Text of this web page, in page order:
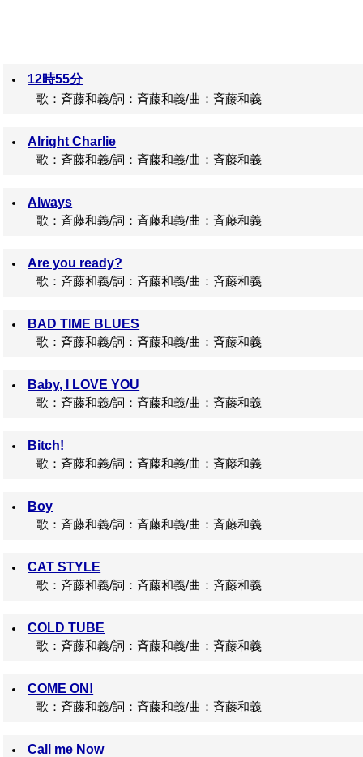
12時55分
歌：斉藤和義/詞：斉藤和義/曲：斉藤和義
Alright Charlie
歌：斉藤和義/詞：斉藤和義/曲：斉藤和義
Always
歌：斉藤和義/詞：斉藤和義/曲：斉藤和義
Are you ready?
歌：斉藤和義/詞：斉藤和義/曲：斉藤和義
BAD TIME BLUES
歌：斉藤和義/詞：斉藤和義/曲：斉藤和義
Baby, I LOVE YOU
歌：斉藤和義/詞：斉藤和義/曲：斉藤和義
Bitch!
歌：斉藤和義/詞：斉藤和義/曲：斉藤和義
Boy
歌：斉藤和義/詞：斉藤和義/曲：斉藤和義
CAT STYLE
歌：斉藤和義/詞：斉藤和義/曲：斉藤和義
COLD TUBE
歌：斉藤和義/詞：斉藤和義/曲：斉藤和義
COME ON!
歌：斉藤和義/詞：斉藤和義/曲：斉藤和義
Call me Now